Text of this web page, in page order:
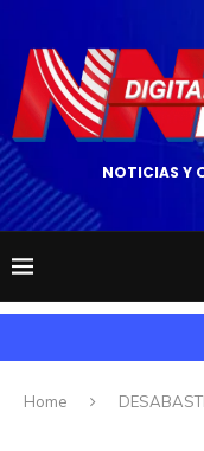
NOTICIAS Y
Home